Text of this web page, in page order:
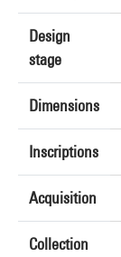
Design
stage
Dimensions
Inscriptions
Acquisition
Collection